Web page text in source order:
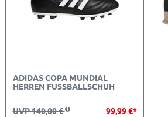
ADIDAS COPA MUNDIAL
HERREN FUSSBALLSCHUH
UVP 140,00 € 99,99 €*